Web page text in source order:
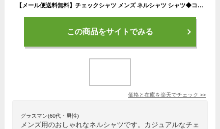
【メール便送料無料】チェックシャツ メンズ ネルシャツ シャツ◆コットンネルチェックシャツ◆S/M/L/XL/XXL/長袖シャツ 柄シャツ カジュアルシャツ おしゃれ 腰巻 ペアルック カップル 服 秋服 秋 冬服 冬 春服
この商品をサイトでみる
価格と在庫を楽天でチェック >>
グラスマン(60代・男性)
メンズ用のおしゃれなネルシャツです。カジュアルなチェ